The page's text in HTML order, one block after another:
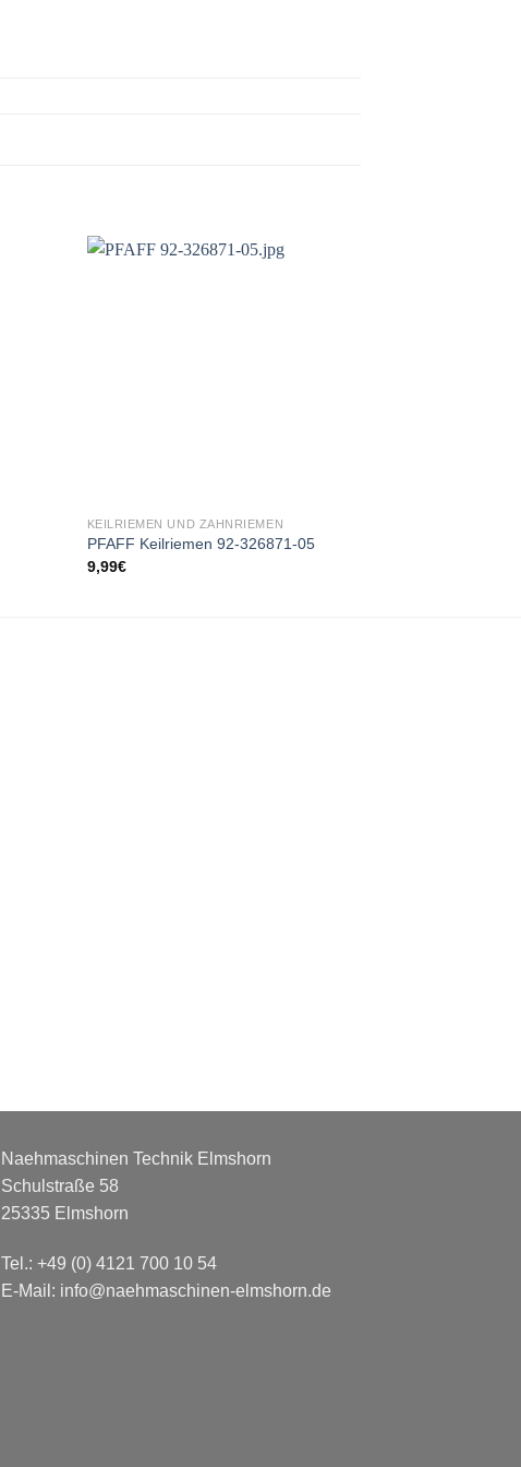
KEILRIEMEN UND ZAHNRIEMEN
PFAFF Keilriemen 92-326871-05
9,99€
Naehmaschinen Technik Elmshorn
Schulstraße 58
25335 Elmshorn
Tel.: +49 (0) 4121 700 10 54
E-Mail: info@naehmaschinen-elmshorn.de